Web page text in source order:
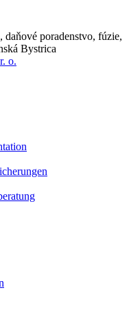
poradenstvo, fúzie,
Bystrica